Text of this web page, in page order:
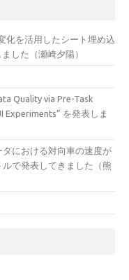
化を活用したシート埋め込
した（瀬崎夕陽）
Quality via Pre-Task
Experiments” を発表しま
における対向車の速度が
で発表してきました（熊